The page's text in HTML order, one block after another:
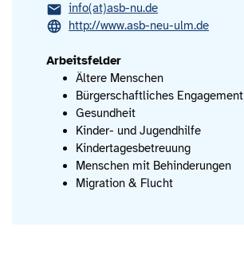
info(at)asb-nu.de
http://www.asb-neu-ulm.de
Arbeitsfelder
Ältere Menschen
Bürgerschaftliches Engagement
Gesundheit
Kinder- und Jugendhilfe
Kindertagesbetreuung
Menschen mit Behinderungen
Migration & Flucht